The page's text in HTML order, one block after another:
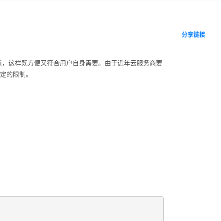
分享链接
这样既方便又符合用户自身需要。由于近年云服务商要
的限制。